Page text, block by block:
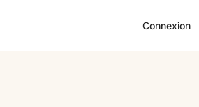
Connexion